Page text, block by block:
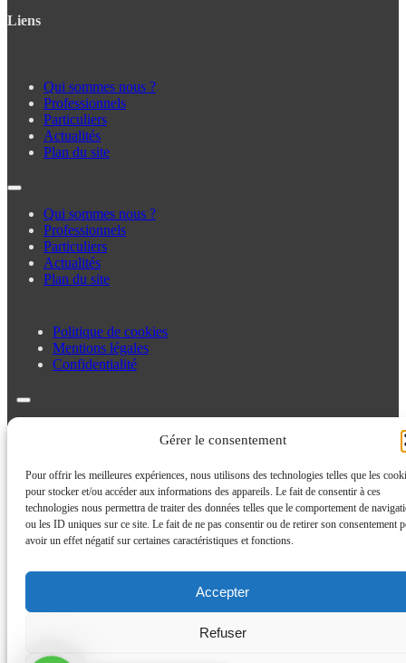
Gérer le consentement
Pour offrir les meilleures expériences, nous utilisons des technologies telles que les
pour stocker et/ou accéder aux informations des appareils. Le fait de consentir à ces
technologies nous permettra de traiter des données telles que le comportement de
ou les ID uniques sur ce site. Le fait de ne pas consentir ou de retirer son consentement
avoir un effet négatif sur certaines caractéristiques et fonctions.
Accepter
Refuser
Liens
Qui sommes nous ?
Professionnels
Particuliers
Actualités
Plan du site
Qui sommes nous ?
Professionnels
Particuliers
Actualités
Plan du site
Politique de cookies
Mentions légales
Confidentialité